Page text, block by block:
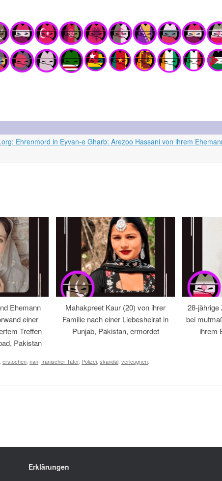
Ehrenmord in Eyvan-e Gharb: Arezoo Hassani von ihrem
Ehemann
einer
Treffen
Pakistan
Mahakpreet Kaur (20) von ihrer
Familie nach einer Liebesheirat in
Punjab, Pakistan, ermordet
28-jährige
bei
ihrem
erstochen iran Iranischer Täter, Polizei skandal verleugnen
Erklärungen